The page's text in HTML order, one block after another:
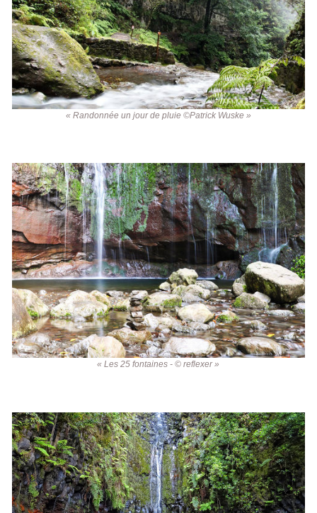
« Randonnée un jour de pluie ©Patrick Wuske »
« Les 25 fontaines - © reflexer »